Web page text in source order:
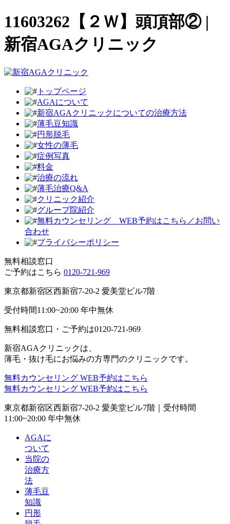
11603262【２Ｗ】頭頂部② |
新宿AGAクリニック
トップページ
AGAについて
新宿AGAクリニックについての治療方法
薄毛豆知識
円形脱毛
女性の薄毛
症例写真
料金
治療の流れ
薄毛治療Q&A
クリニック紹介
グループ院紹介
無料カウンセリング WEB予約はこちら／お問い
合わせ
プライバシーポリシー
無料相談窓口
ご予約はこちら 0120-721-969
東京都新宿区西新宿7-20-2 愛美堂ビル7階
受付時間11:00~20:00 年中無休
無料相談窓口・ご予約は0120-721-969
新宿AGAクリニックは、
薄毛・抜け毛にお悩みの方専門のクリニックです。
無料カウンセリング WEB予約はこちら
無料カウンセリング WEB予約はこちら
東京都新宿区西新宿7-20-2 愛美堂ビル7階｜ 受付時間
11:00~20:00 年中無休
AGAに
ついて
当院の
治療方
法
薄毛豆
知識
円形